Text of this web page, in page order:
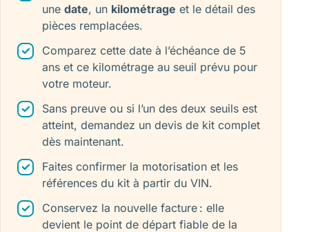
une date, un kilométrage et le détail des
pièces remplacées.
Comparez cette date à l’échéance de 5
ans et ce kilométrage au seuil prévu pour
votre moteur.
Sans preuve ou si l’un des deux seuils est
atteint, demandez un devis de kit complet
dès maintenant.
Faites confirmer la motorisation et les
références du kit à partir du VIN.
Conservez la nouvelle facture : elle
devient le point de départ fiable de la